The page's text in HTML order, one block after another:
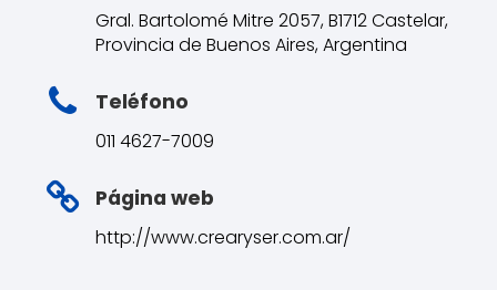
Gral. Bartolomé Mitre 2057, B1712 Castelar,
Provincia de Buenos Aires, Argentina
Teléfono
011 4627-7009
Página web
http://www.crearyser.com.ar/